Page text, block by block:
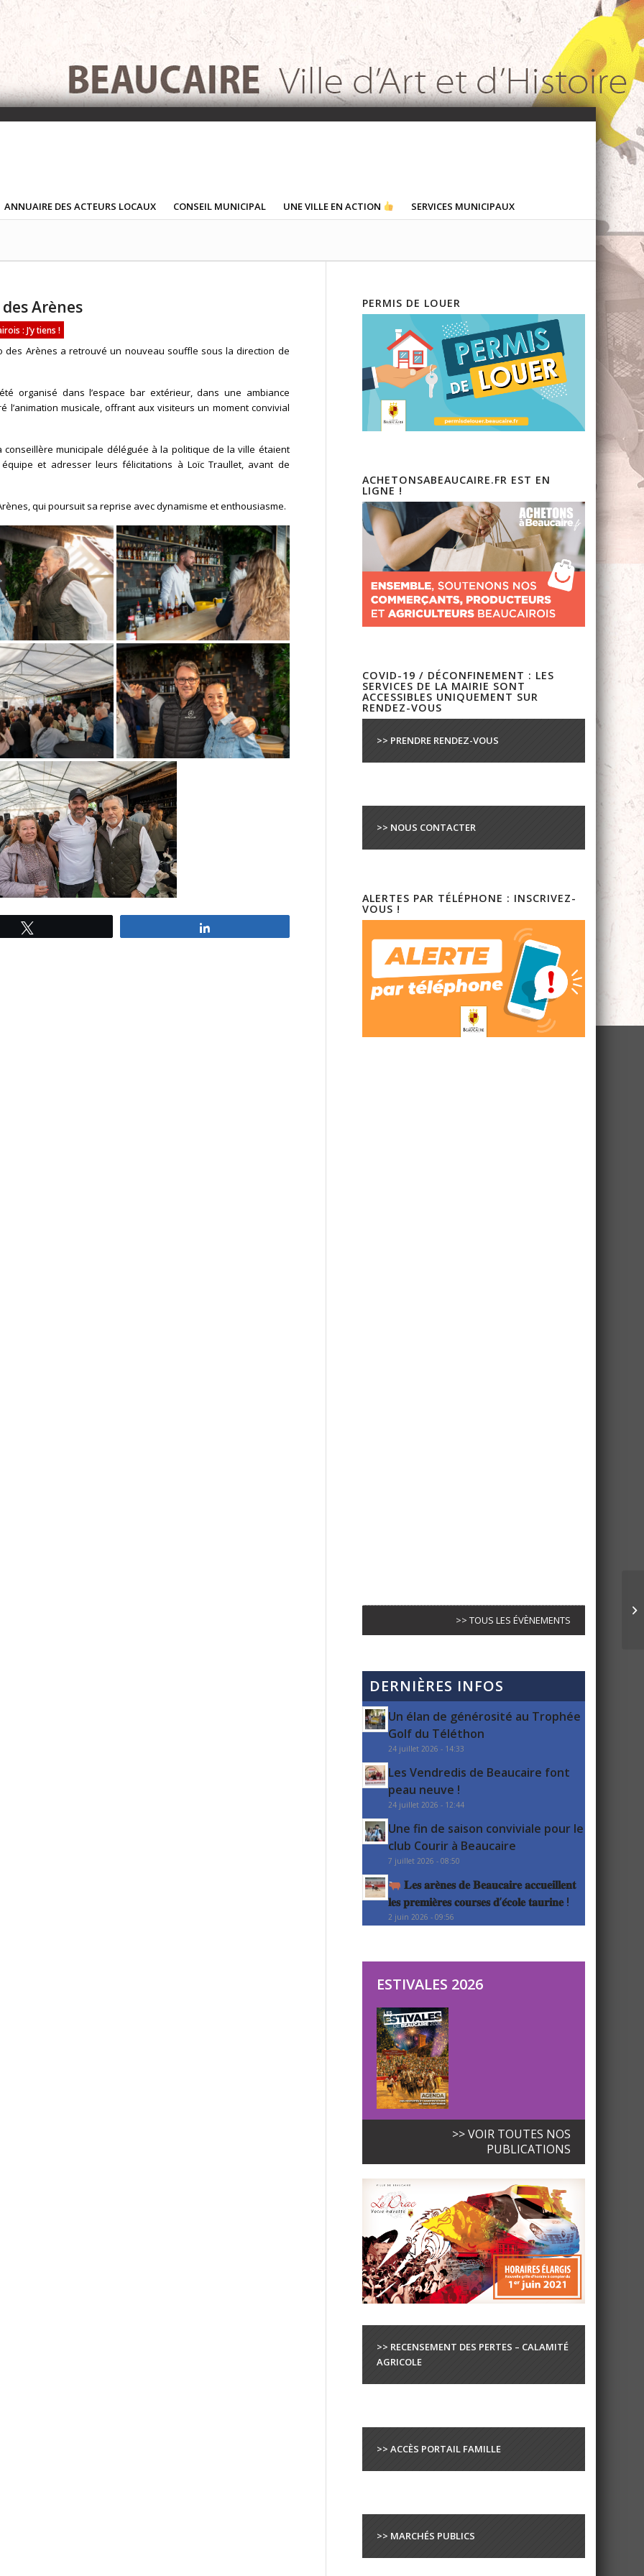
ANNUAIRE DES ACTEURS LOCAUX CONSEIL MUNICIPAL UNE VILLE EN ACTION SERVICES MUNICIPAUX
Arènes
: J’y tiens !
des Arènes a retrouvé un nouveau souffle sous la direction de
organisé dans l’espace bar extérieur, dans une ambiance
l’animation musicale, offrant aux visiteurs un moment convivial
conseillère municipale déléguée à la politique de la ville étaient
et adresser leurs félicitations à Loïc Traullet, avant de
qui poursuit sa reprise avec dynamisme et enthousiasme.
PERMIS DE LOUER
ACHETONSABEAUCAIRE.FR EST EN
LIGNE !
COVID-19 / DÉCONFINEMENT : LES
SERVICES DE LA MAIRIE SONT
ACCESSIBLES UNIQUEMENT SUR
RENDEZ-VOUS
>> PRENDRE RENDEZ-VOUS
>> NOUS CONTACTER
ALERTES PAR TÉLÉPHONE : INSCRIVEZ-
VOUS !
>> TOUS LES ÉVÈNEMENTS
DERNIÈRES INFOS
Un élan de générosité au Trophée
Golf du Téléthon
24 juillet 2026 - 14:33
Les Vendredis de Beaucaire font
peau neuve !
24 juillet 2026 - 12:44
Une fin de saison conviviale pour le
club Courir à Beaucaire
7 juillet 2026 - 08:50
𝐋𝐞𝐬 𝐚𝐫𝐞̀𝐧𝐞𝐬 𝐝𝐞 𝐁𝐞𝐚𝐮𝐜𝐚𝐢𝐫𝐞 𝐚𝐜𝐜𝐮𝐞𝐢𝐥𝐥𝐞𝐧𝐭
𝐥𝐞𝐬 𝐩𝐫𝐞𝐦𝐢𝐞̀𝐫𝐞𝐬 𝐜𝐨𝐮𝐫𝐬𝐞𝐬 𝐝’𝐞́𝐜𝐨𝐥𝐞 𝐭𝐚𝐮𝐫𝐢𝐧𝐞 !
2 juin 2026 - 09:56
ESTIVALES 2026
>> VOIR TOUTES NOS
PUBLICATIONS
>> RECENSEMENT DES PERTES – CALAMITÉ
AGRICOLE
>> ACCÈS PORTAIL FAMILLE
>> MARCHÉS PUBLICS